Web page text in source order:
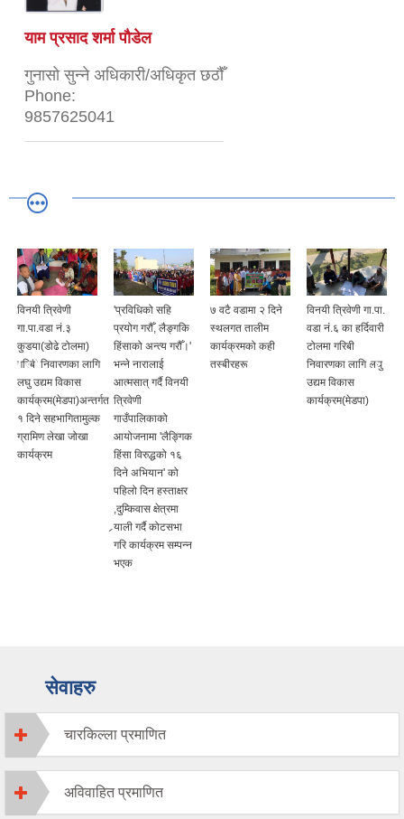
याम प्रसाद शर्मा पौडेल
गुनासो सुन्ने अधिकारी/अधिकृत छठौँ
Phone:
9857625041
विनयी त्रिवेणी
गा.पा.वडा नं.३
कुडया(डोढे टोलमा)
गरिबी निवारणका लागि
लघु उद्यम विकास
कार्यक्रम(मेडपा)अन्तर्गत
१ दिने सहभागितामुल्क
ग्रामिण लेखा जोखा
कार्यक्रम
'प्रविधिको सहि
प्रयोग गरौँ, लैङ्गकि
हिंसाको अन्त्य गरौँ।'
भन्ने नारालाई
आत्मसात् गर्दै विनयी
त्रिवेणी
गाउँपालिकाको
आयोजनामा 'लैङ्गिक
हिंसा विरुद्धको १६
दिने अभियान' को
पहिलो दिन हस्ताक्षर
,दुम्किवास क्षेत्रमा
र्‍याली गर्दै कोटसभा
गरि कार्यक्रम सम्पन्न
भएक
७ वटै वडामा २ दिने
स्थलगत तालीम
कार्यक्रमको कही
तस्बीरहरू
विनयी त्रिवेणी गा.पा.
वडा नं.६ का हर्दिवारी
टोलमा गरिबी
निवारणका लागि लघु
उद्यम विकास
कार्यक्रम(मेडपा)
सेवाहरु
चारकिल्ला प्रमाणित
अविवाहित प्रमाणित